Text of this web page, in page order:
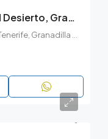
Terreno rústico agrario en el Desierto, Granadilla de Abona.